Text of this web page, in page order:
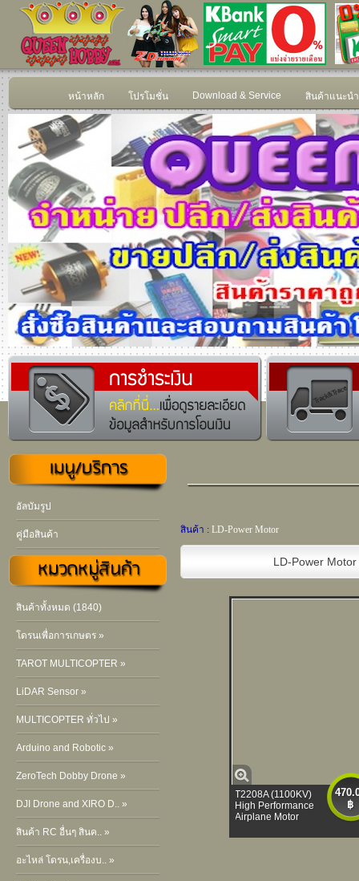
หน้าหลัก โปรโมชั่น Download & Service สินค้าแนะนำ
อัลบัมรูป
คู่มือสินค้า
สินค้าทั้งหมด (1840)
โดรนเพื่อการเกษตร »
TAROT MULTICOPTER »
LiDAR Sensor »
MULTICOPTER ทั่วไป »
Arduino and Robotic »
ZeroTech Dobby Drone »
DJI Drone and XIRO D.. »
สินค้า RC อื่นๆ สินค.. »
อะไหล่ โดรน,เครื่องบ.. »
สินค้า : LD-Power Motor
LD-Power
฿
T2208A (1100KV)
High Performance
Airplane Motor